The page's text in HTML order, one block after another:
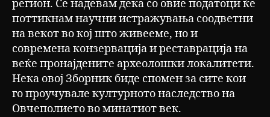
регион. Се надевам дека со овие податоци ќе
поттикнам научни истражувања соодветни
на векот во кој што живееме, но и
современа конзервација и реставрација на
веќе пронајдените археолошки локалитети.
Нека овој Зборник биде спомен за сите кои
го проучувале културното наследство на
Овчеполието во минатиот век.